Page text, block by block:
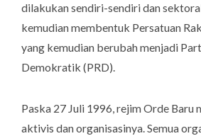
dilakukan sendiri-sendiri dan
kemudian membentuk Persatuan
yang kemudian berubah menjadi
Demokratik (PRD).
Paska 27 Juli 1996, rejim Orde Baru
aktivis dan organisasinya. Semua